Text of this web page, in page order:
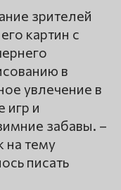
зрителей
картин с
в
увлечение в
игр и
забавы. –
на тему
писать